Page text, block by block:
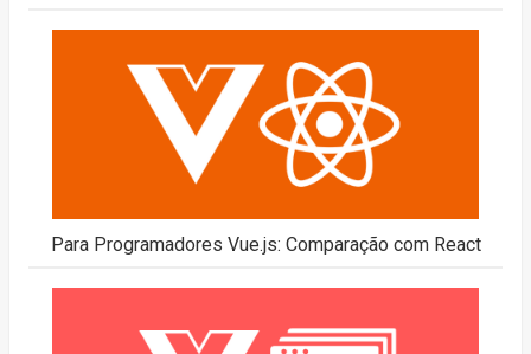
Para Programadores Vue.js: Comparação com React